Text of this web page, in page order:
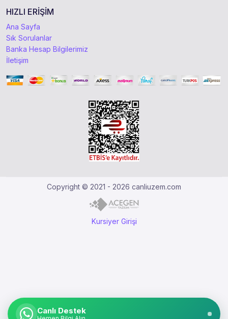
HIZLI ERİŞİM
Ana Sayfa
Sık Sorulanlar
Banka Hesap Bilgilerimiz
İletişim
Copyright © 2021 - 2026 canliuzem.com
Kursiyer Girişi
Canlı Destek